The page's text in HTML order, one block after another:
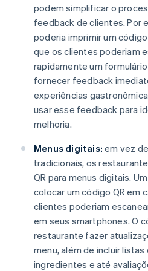
podem simplificar o
feedback de clientes. Por
poderia imprimir um
que os clientes poderiam
rapidamente um
fornecer feedback
experiências
usar esse feedback para
melhoria.
Menus digitais: em vez
tradicionais, os
QR para menus digitais.
colocar um código QR em
clientes poderiam
em seus smartphones. O
restaurante fazer
menu, além de incluir
ingredientes e até